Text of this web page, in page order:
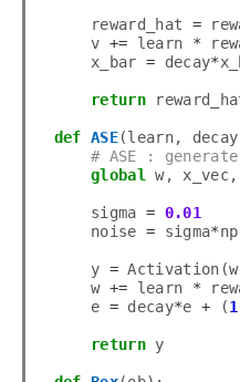
    reward_hat
=
    v
+= learn *
    x_bar
= decay*
return
def ASE(learn,
# ASE :
global
w,
    sigma
= 0.01
    noise
= sigma*np
    y
= Activation(w
    w
+= learn *
    e
= decay*e + (1
return y